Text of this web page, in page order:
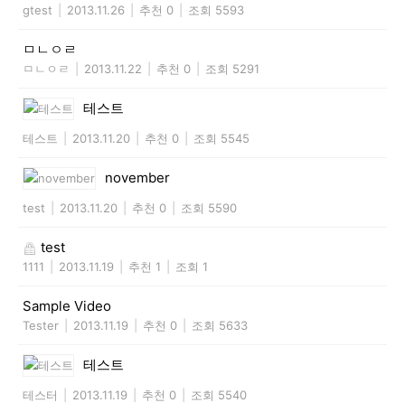
gtest 2013.11.26 추천 0 조회 5593
ㅁㄴㅇㄹ
ㅁㄴㅇㄹ 2013.11.22 추천 0 조회 5291
테스트
테스트 2013.11.20 추천 0 조회 5545
november
test 2013.11.20 추천 0 조회 5590
test
1111 2013.11.19 추천 1 조회 1
Sample Video
Tester 2013.11.19 추천 0 조회 5633
테스트
테스터 2013.11.19 추천 0 조회 5540